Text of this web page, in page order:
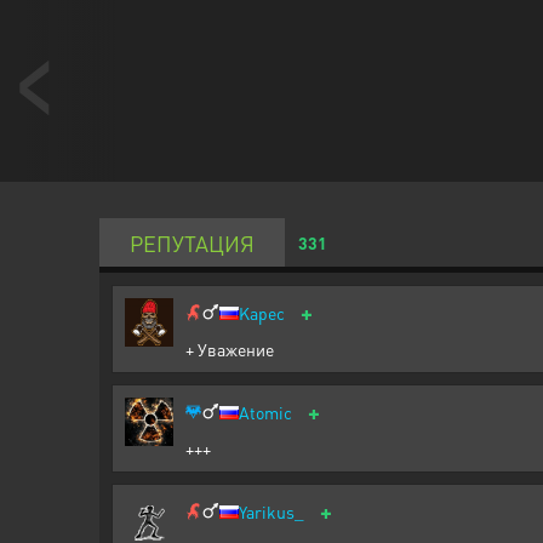
РЕПУТАЦИЯ 331
Kapec +
+ Уважение
Atomic +
+++
Yarikus_ +